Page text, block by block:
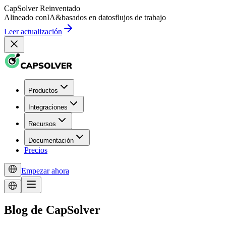
CapSolver Reinventado
Alineado conIA&basados en datosflujos de trabajo
Leer actualización
Productos
Integraciones
Recursos
Documentación
Precios
Empezar ahora
Blog de CapSolver